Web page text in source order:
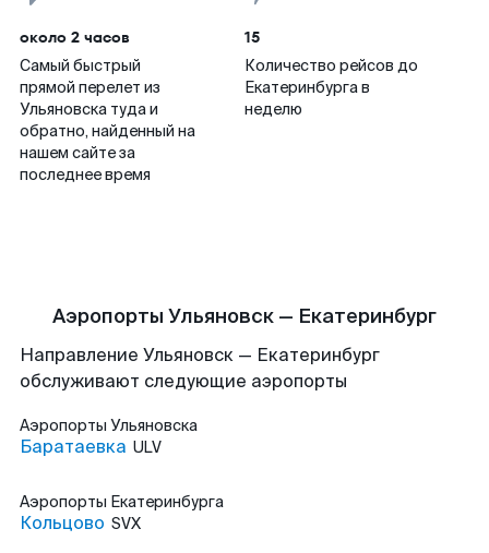
около 2 часов
Самый быстрый
прямой перелет из
Ульяновска туда и
обратно, найденный на
нашем сайте за
последнее время
15
Количество рейсов до
Екатеринбурга в
неделю
Аэропорты Ульяновск — Екатеринбург
Направление Ульяновск — Екатеринбург
обслуживают следующие аэропорты
Аэропорты Ульяновска
Баратаевка ULV
Аэропорты Екатеринбурга
Кольцово SVX